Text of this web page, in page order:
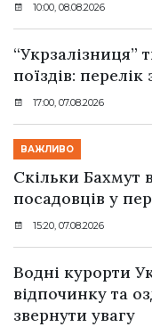
10:00, 08.08.2026
поїздів:
17:00, 07.08.2026
ВАЖЛИВО
Скільки Бахмут
посадовців у
15:20, 07.08.2026
Водні курорти
відпочинку та
звернути увагу